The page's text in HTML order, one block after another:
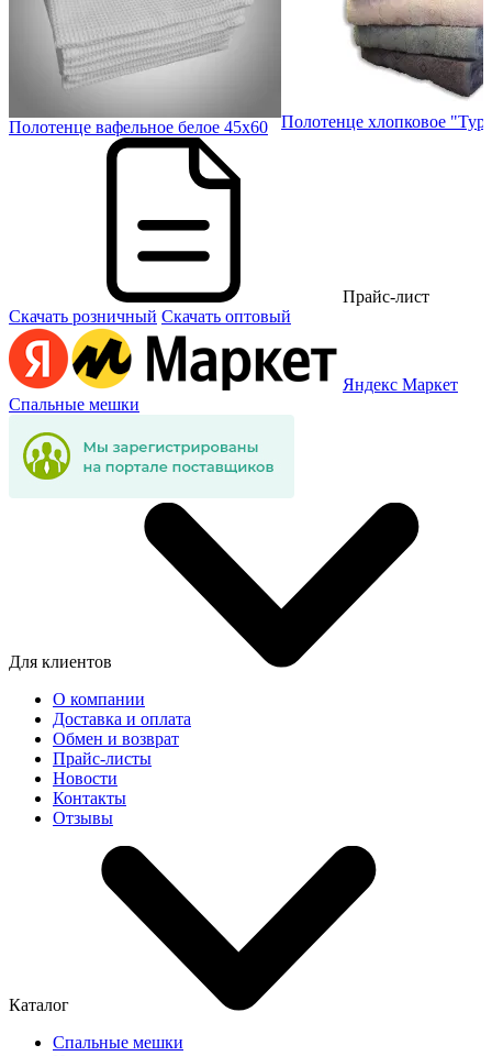
Полотенце вафельное белое 45х60 Полотенце хлопковое
Прайс-лист
Скачать розничный Скачать оптовый
Яндекс Маркет
Спальные мешки
Для клиентов
О компании
Доставка и оплата
Обмен и возврат
Прайс-листы
Новости
Контакты
Отзывы
Каталог
Спальные мешки